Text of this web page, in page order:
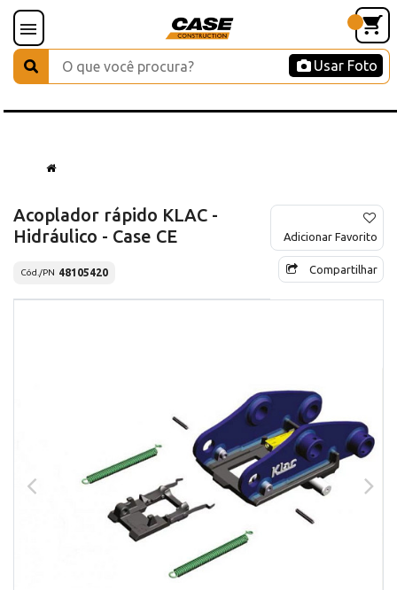
Usar Foto
Acoplador rápido KLAC -
Hidráulico - Case CE
Cód./PN 48105420
Adicionar Favorito
Compartilhar